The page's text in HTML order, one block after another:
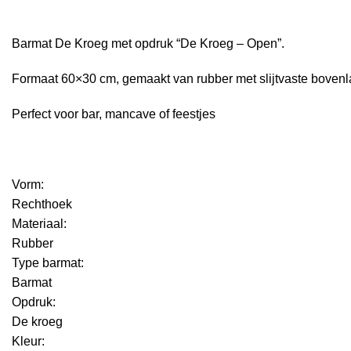
Barmat De Kroeg met opdruk “De Kroeg – Open”.
Formaat 60×30 cm, gemaakt van rubber met slijtvaste
Perfect voor bar, mancave of feestjes
Vorm:
Rechthoek
Materiaal:
Rubber
Type barmat:
Barmat
Opdruk:
De kroeg
Kleur: